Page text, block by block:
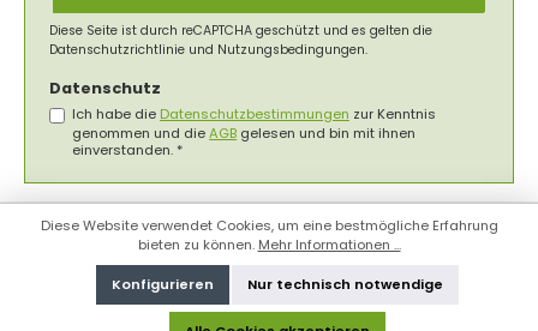
Diese Seite ist durch reCAPTCHA geschützt und es gelten die
Datenschutzrichtlinie und Nutzungsbedingungen.
Datenschutz
Ich habe die Datenschutzbestimmungen zur Kenntnis
genommen und dieAGB gelesen und bin mit ihnen
einverstanden. *
Diese Website verwendet Cookies, um eine bestmögliche Erfahrung
bieten zu können. Mehr Informationen ...
Nur technisch notwendige
Konfigurieren